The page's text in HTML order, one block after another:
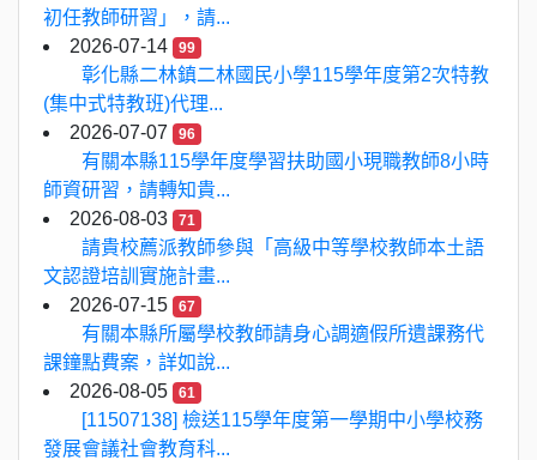
初任教師研習」，請...
2026-07-14
99
彰化縣二林鎮二林國民小學115學年度第2次特教
(集中式特教班)代理...
2026-07-07
96
有關本縣115學年度學習扶助國小現職教師8小時
師資研習，請轉知貴...
2026-08-03
71
請貴校薦派教師參與「高級中等學校教師本土語
文認證培訓實施計畫...
2026-07-15
67
有關本縣所屬學校教師請身心調適假所遺課務代
課鐘點費案，詳如說...
2026-08-05
61
[11507138] 檢送115學年度第一學期中小學校務
發展會議社會教育科...